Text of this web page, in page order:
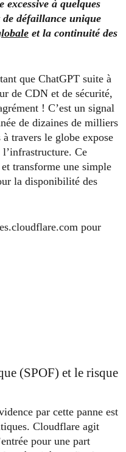
excessive à quelques
défaillance unique
et la continuité des
que ChatGPT suite à
de CDN et de sécurité,
! C’est un signal
de dizaines de milliers
travers le globe expose
Ce
transforme une simple
la disponibilité des
(SPOF) et le risque
par cette panne est
Cloudflare agit
pour une part